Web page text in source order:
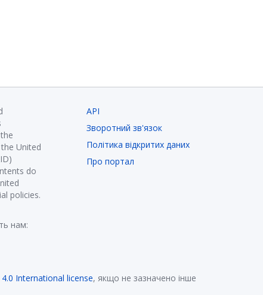
United
do
policies.
нам:
API
Зворотний зв'язок
Політика відкритих даних
Про портал
International license, якщо не зазначено інше